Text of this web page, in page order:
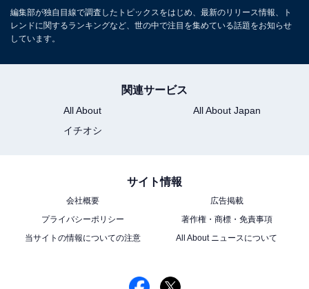
編集部が独自目線で調査したトピックスをはじめ、最新のリリース情報、ト
レンドに関するランキングなど、世の中で注目を集めている話題をお知らせ
しています。
関連サービス
All About
All About Japan
イチオシ
サイト情報
会社概要
広告掲載
プライバシーポリシー
著作権・商標・免責事項
当サイトの情報についての注意
All About ニュースについて